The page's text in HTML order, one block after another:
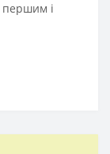
першим і